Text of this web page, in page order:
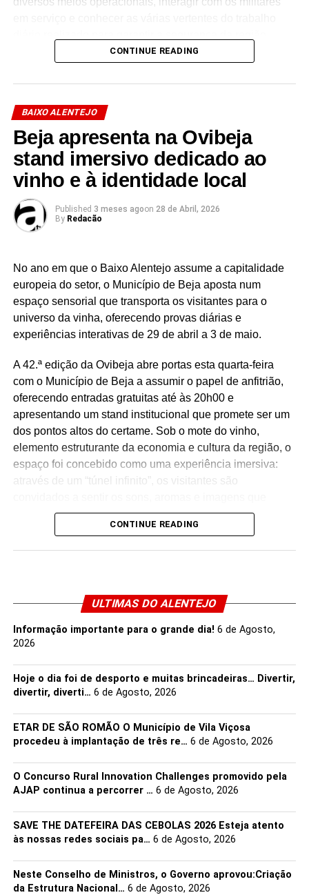
Facebook
Mastodon
EmailShare
CONTINUE READING
BAIXO ALENTEJO
Beja apresenta na Ovibeja
stand imersivo dedicado ao
vinho e à identidade local
Published 3 meses agoon 28 de Abril, 2026
By Redacão
No ano em que o Baixo Alentejo assume a capitalidade
europeia do setor, o Município de Beja aposta num
espaço sensorial que transporta os visitantes para o
universo da vinha, oferecendo provas diárias e
experiências interativas de 29 de abril a 3 de maio.
A 42.ª edição da Ovibeja abre portas esta quarta-feira
com o Município de Beja a assumir o papel de anfitrião,
oferecendo entradas gratuitas até às 20h00 e
apresentando um stand institucional que promete ser um
dos pontos altos do certame. Sob o mote do vinho,
elemento estruturante da economia e cultura da região, o
espaço foi concebido como uma experiência imersiva:
através de um “túnel infinito”, os visitantes são
definem oterroirbejense, numa viagem emocional que
une o saber ancestral à modernidade do design local.
“Beja Romana” (Herdade da Figueirinha), harmonizado
com o petisco históricoSala Catabia, da autoria da Chef
Saudade Campião. Ao longo dos cinco dias, o Município
promove ainda oficinas de pintura com vinho para
momentos de animação musical que cruzam o cante
alentejano com outros géneros. A XI Beja Romana terá
que convidam o público a viajar até à antigaPax Iulia
como a divulgação da agenda municipal até ao final do
ano (marcada para 1 de maio), o stand afirma-se como
funciona diariamente entre as 11h00 e as 24h00,
encerrando no domingo às 19h00.
Facebook
Mastodon
EmailShare
CONTINUE READING
ULTIMAS DO ALENTEJO
Informação importante para o grande dia! 6 de Agosto,
2026
Hoje o dia foi de desporto e muitas brincadeiras… Divertir,
divertir, diverti… 6 de Agosto, 2026
ETAR DE SÃO ROMÃO O Município de Vila Viçosa
procedeu à implantação de três re… 6 de Agosto, 2026
O Concurso Rural Innovation Challenges promovido pela
AJAP continua a percorrer … 6 de Agosto, 2026
SAVE THE DATEFEIRA DAS CEBOLAS 2026 Esteja atento
às nossas redes sociais pa… 6 de Agosto, 2026
Neste Conselho de Ministros, o Governo aprovou:Criação
da Estrutura Nacional… 6 de Agosto, 2026